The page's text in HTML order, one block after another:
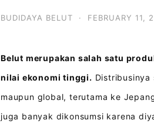
BUDIDAYA BELUT · FEBRUARY 11,
Belut merupakan salah satu
nilai ekonomi tinggi. Distribusinya
maupun global, terutama ke
juga banyak dikonsumsi karena